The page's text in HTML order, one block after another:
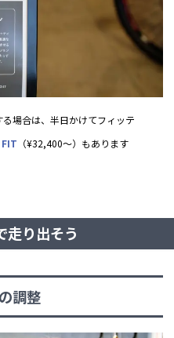
場合は、半日かけてフィッテ
（¥32,400〜）もあります
り出そう
調整